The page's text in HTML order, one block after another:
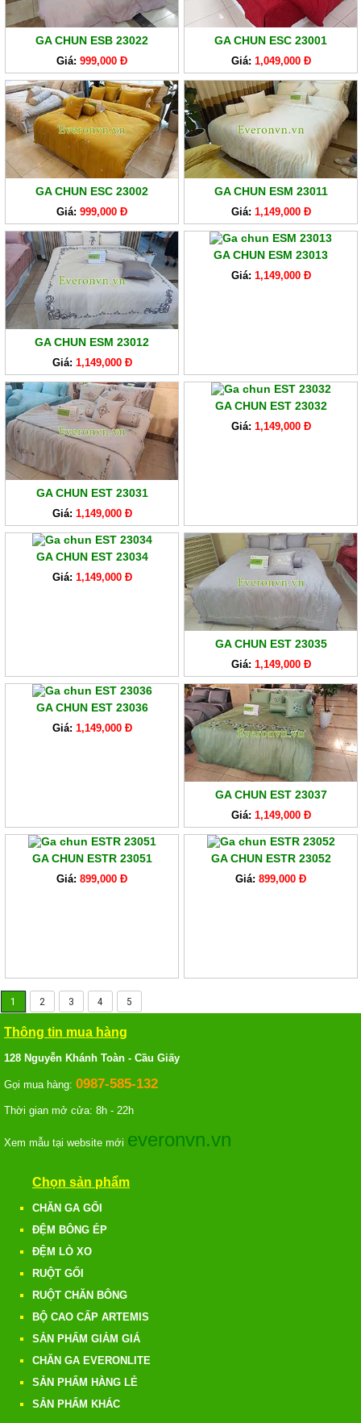
GA CHUN ESB 23022
Giá: 999,000 Đ
GA CHUN ESC 23001
Giá: 1,049,000 Đ
GA CHUN ESC 23002
Giá: 999,000 Đ
GA CHUN ESM 23011
Giá: 1,149,000 Đ
GA CHUN ESM 23012
Giá: 1,149,000 Đ
GA CHUN ESM 23013
Giá: 1,149,000 Đ
GA CHUN EST 23031
Giá: 1,149,000 Đ
GA CHUN EST 23032
Giá: 1,149,000 Đ
GA CHUN EST 23034
Giá: 1,149,000 Đ
GA CHUN EST 23035
Giá: 1,149,000 Đ
GA CHUN EST 23036
Giá: 1,149,000 Đ
GA CHUN EST 23037
Giá: 1,149,000 Đ
GA CHUN ESTR 23051
Giá: 899,000 Đ
GA CHUN ESTR 23052
Giá: 899,000 Đ
1 2 3 4 5
Thông tin mua hàng
128 Nguyễn Khánh Toàn - Cầu Giấy
Gọi mua hàng: 0987-585-132
Thời gian mở cửa: 8h - 22h
Xem mẫu tại website mới everonvn.vn
Chọn sản phẩm
CHĂN GA GỐI
ĐỆM BÔNG ÉP
ĐỆM LÒ XO
RUỘT GỐI
RUỘT CHĂN BÔNG
BỘ CAO CẤP ARTEMIS
SẢN PHẨM GIẢM GIÁ
CHĂN GA EVERONLITE
SẢN PHẨM HÀNG LẺ
SẢN PHẨM KHÁC